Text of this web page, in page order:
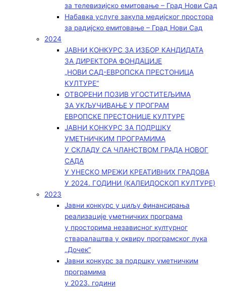
за телевизијско емитовање – Град Нови Сад
Набавка услуге закупа медијског простора
за радијско емитовање – Град Нови Сад
2024
ЈАВНИ КОНКУРС ЗА ИЗБОР КАНДИДАТА
ЗА ДИРЕКТОРА ФОНДАЦИЈЕ
„НОВИ САД-ЕВРОПСКА ПРЕСТОНИЦА
КУЛТУРЕ“
ОТВОРЕНИ ПОЗИВ УГОСТИТЕЉИМА
ЗА УКЉУЧИВАЊЕ У ПРОГРАМ
ЕВРОПСКЕ ПРЕСТОНИЦЕ КУЛТУРЕ
ЈАВНИ КОНКУРС ЗА ПОДРШКУ
УМЕТНИЧКИМ ПРОГРАМИМА
У СКЛАДУ СА ЧЛАНСТВОМ ГРАДА НОВОГ
САДА
У УНЕСКО МРЕЖИ КРЕАТИВНИХ ГРАДОВА
У 2024. ГОДИНИ (КАЛЕИДОСКОП КУЛТУРЕ)
2023
Јавни конкурс у циљу финансирања
реализације уметничких програма
у просторима независног културног
стваралаштва у оквиру програмског лука
„Дочек”
Јавни конкурс за подршку уметничким
програмима
у 2023. години